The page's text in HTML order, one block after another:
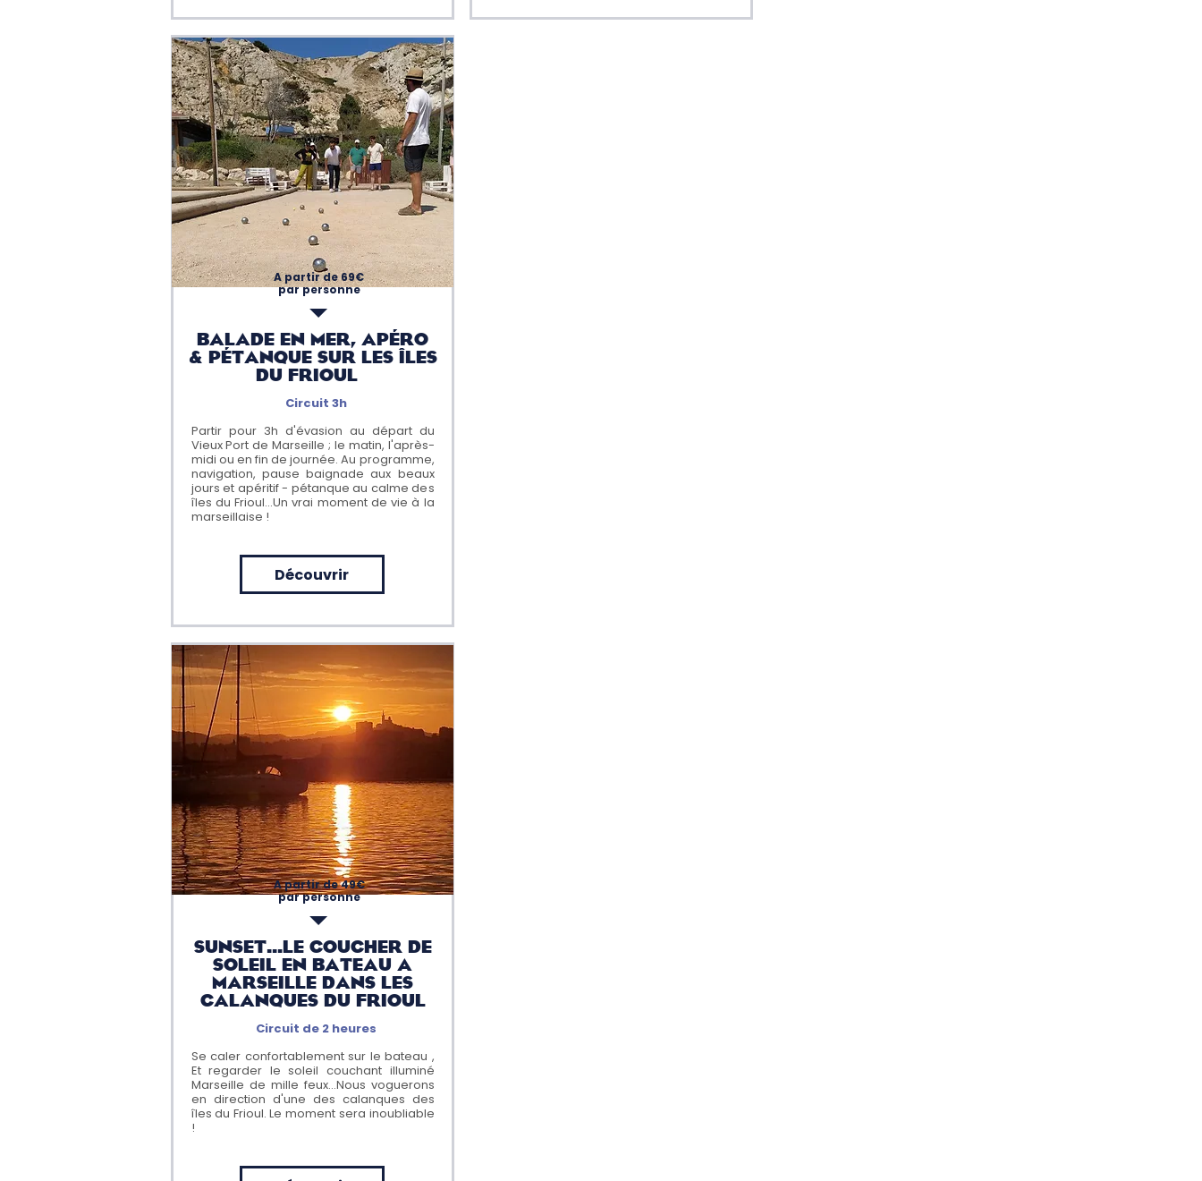
A partir de 69€
par personne
BALADE EN MER, APÉRO
& PÉTANQUE SUR LES ÎLES
DU FRIOUL
Circuit 3h
Partir pour 3h d'évasion au départ du
Vieux Port de Marseille ; le matin, l'après-
midi ou en fin de journée. Au programme,
navigation, pause baignade aux beaux
jours et apéritif - pétanque au calme des
îles du Frioul...Un vrai moment de vie à la
marseillaise !
Découvrir
A partir de 49€
par personne
Sunset...LE couchER de
soleil en bateau A
MARSEILLE DANS LES
CALANQUES DU FRIOUL
Circuit de 2 heures
Se caler confortablement sur le bateau ,
Et regarder le soleil couchant illuminé
Marseille de mille feux...Nous voguerons
en direction d'une des calanques des
îles du Frioul. Le moment sera inoubliable
!